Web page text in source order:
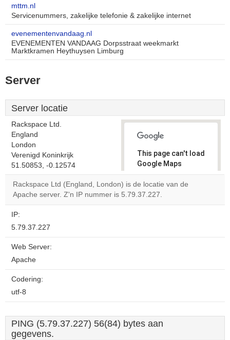
mttm.nl
Servicenummers, zakelijke telefonie & zakelijke internet
evenementenvandaag.nl
EVENEMENTEN VANDAAG Dorpsstraat weekmarkt
Marktkramen Heythuysen Limburg
Server
Server locatie
Rackspace Ltd.
England
London
Verenigd Koninkrijk
51.50853, -0.12574
This page can't load
Google Maps
correctly.
Do you
own this
OK
Rackspace Ltd (England, London) is de locatie van de
Apache server. Z'n IP nummer is 5.79.37.227.
IP:
5.79.37.227
Web Server:
Apache
Codering:
utf-8
PING (5.79.37.227) 56(84) bytes aan
gegevens.